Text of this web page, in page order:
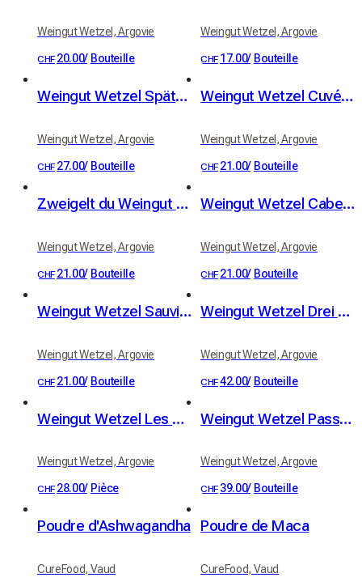
Weingut Wetzel, Argovie
CHF 20.00/ Bouteille
Weingut Wetzel, Argovie
CHF 17.00/ Bouteille
Weingut Wetzel Spätburgunder Reserve (pinot noir)
Weingut Wetzel, Argovie
CHF 27.00/ Bouteille
Weingut Wetzel Cuvée Verrucano
Weingut Wetzel, Argovie
CHF 21.00/ Bouteille
Zweigelt du Weingut Wetzel
Weingut Wetzel, Argovie
CHF 21.00/ Bouteille
Weingut Wetzel Cabernet Dorsa
Weingut Wetzel, Argovie
CHF 21.00/ Bouteille
Weingut Wetzel Sauvignon blanc
Weingut Wetzel, Argovie
CHF 21.00/ Bouteille
Weingut Wetzel Drei Hoch Drei
Weingut Wetzel, Argovie
CHF42.00/ Bouteille
Weingut Wetzel Les Deux
Weingut Wetzel, Argovie
CHF 28.00/ Pièce
Weingut Wetzel Passum
Weingut Wetzel, Argovie
CHF 39.00/ Bouteille
Poudre d'Ashwagandha
CureFood, Vaud
Poudre de Maca
CureFood, Vaud